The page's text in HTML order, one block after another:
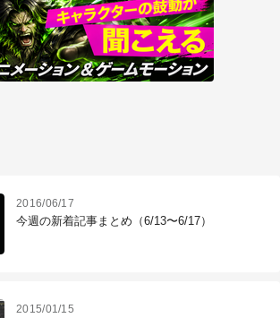
2016/06/17
今週の新着記事まとめ（6/13〜6/17）
2015/01/15